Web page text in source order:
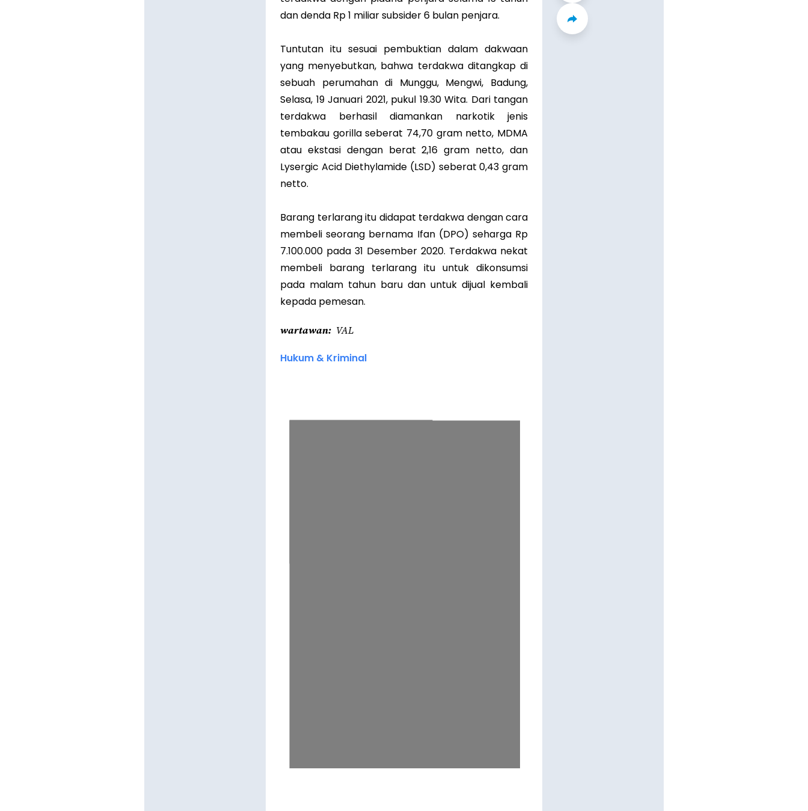
dan denda Rp 1 miliar subsider 6 bulan penjara.
Tuntutan itu sesuai pembuktian dalam dakwaan
yang menyebutkan, bahwa terdakwa ditangkap di
sebuah perumahan di Munggu, Mengwi, Badung,
Selasa, 19 Januari 2021, pukul 19.30 Wita. Dari tangan
terdakwa berhasil diamankan narkotik jenis
tembakau gorilla seberat 74,70 gram netto, MDMA
atau ekstasi dengan berat 2,16 gram netto, dan
Lysergic Acid Diethylamide (LSD) seberat 0,43 gram
netto.
Barang terlarang itu didapat terdakwa dengan cara
membeli seorang bernama Ifan (DPO) seharga Rp
7.100.000 pada 31 Desember 2020. Terdakwa nekat
membeli barang terlarang itu untuk dikonsumsi
pada malam tahun baru dan untuk dijual kembali
kepada pemesan.
wartawan VAL
Hukum & Kriminal